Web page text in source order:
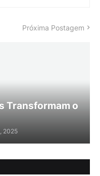
Próxima Postagem
Transformam o
2025